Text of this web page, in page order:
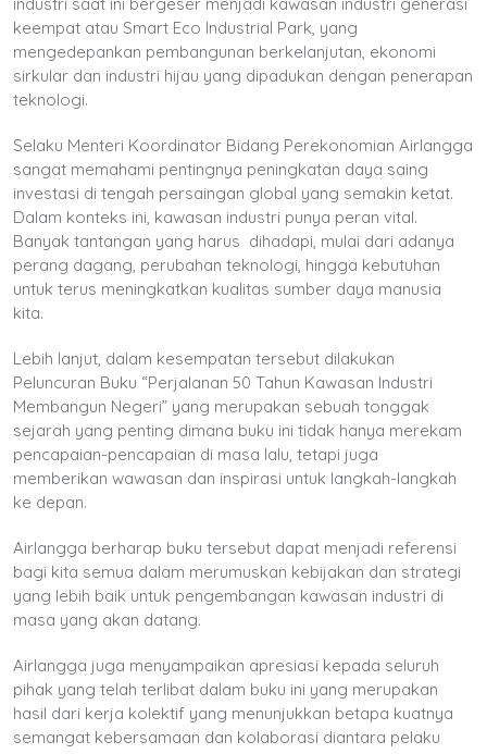
keempat atau Smart Eco Industrial Park, yang
mengedepankan pembangunan berkelanjutan, ekonomi
sirkular dan industri hijau yang dipadukan dengan penerapan
teknologi.
Selaku Menteri Koordinator Bidang Perekonomian Airlangga
sangat memahami pentingnya peningkatan daya saing
investasi di tengah persaingan global yang semakin ketat.
Dalam konteks ini, kawasan industri punya peran vital.
Banyak tantangan yang harus dihadapi, mulai dari adanya
perang dagang, perubahan teknologi, hingga kebutuhan
untuk terus meningkatkan kualitas sumber daya manusia
kita.
Lebih lanjut, dalam kesempatan tersebut dilakukan
Peluncuran Buku “Perjalanan 50 Tahun Kawasan Industri
Membangun Negeri” yang merupakan sebuah tonggak
sejarah yang penting dimana buku ini tidak hanya merekam
pencapaian-pencapaian di masa lalu, tetapi juga
memberikan wawasan dan inspirasi untuk langkah-langkah
ke depan.
Airlangga berharap buku tersebut dapat menjadi referensi
bagi kita semua dalam merumuskan kebijakan dan strategi
yang lebih baik untuk pengembangan kawasan industri di
masa yang akan datang.
Airlangga juga menyampaikan apresiasi kepada seluruh
pihak yang telah terlibat dalam buku ini yang merupakan
hasil dari kerja kolektif yang menunjukkan betapa kuatnya
semangat kebersamaan dan kolaborasi diantara pelaku